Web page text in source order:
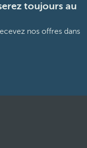
toujours au
nos offres dans